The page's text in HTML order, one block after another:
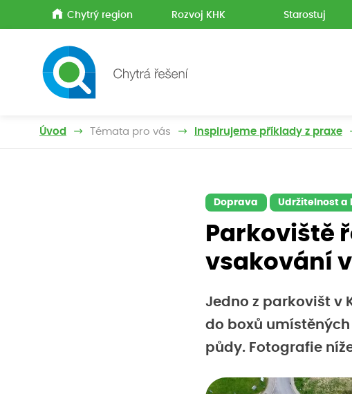
Chytrý region Rozvoj KHK Starostuj
Úvod Témata pro vás Inspirujeme příklady z praxe
Doprava Udržitelnost a
Parkoviště
vsakování
Jedno z parkovišt v
do boxů
půdy. Fotografie